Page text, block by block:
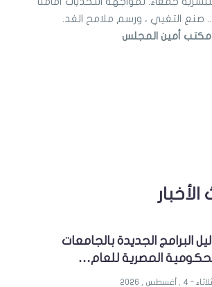
صنع التغيي ، ورسم ملامح الغد.
مكتب أمين المجلس
البرامج الجديدة بالجامعات
المصرية للعام…
- 4 , أغسطس , 2026